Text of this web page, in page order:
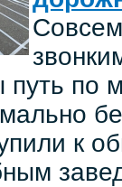
путь по
к